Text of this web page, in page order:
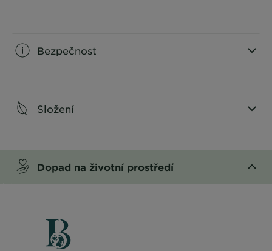
Bezpečnost
Složení
Dopad na životní prostředí